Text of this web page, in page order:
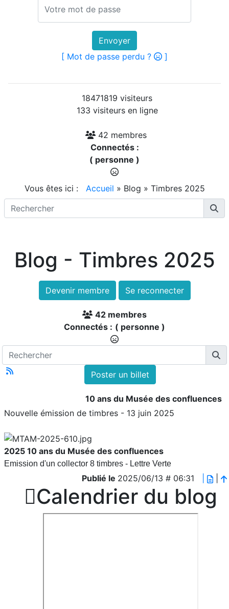
Envoyer
[ Mot de passe perdu ?
]
18471819 visiteurs
133 visiteurs en ligne
42 membres
Connectés :
( personne )
Vous êtes ici : Accueil » Blog » Timbres 2025
Blog - Timbres 2025
Devenir membre Se reconnecter
42 membres
Connectés : ( personne )
Poster un billet
10 ans du Musée des confluences
Nouvelle émission de timbres - 13 juin 2025
2025 10 ans du Musée des confluences
Emission d'un collector 8 timbres - Lettre Verte
Publié le 2025/06/13 # 06:31
Calendrier du blog